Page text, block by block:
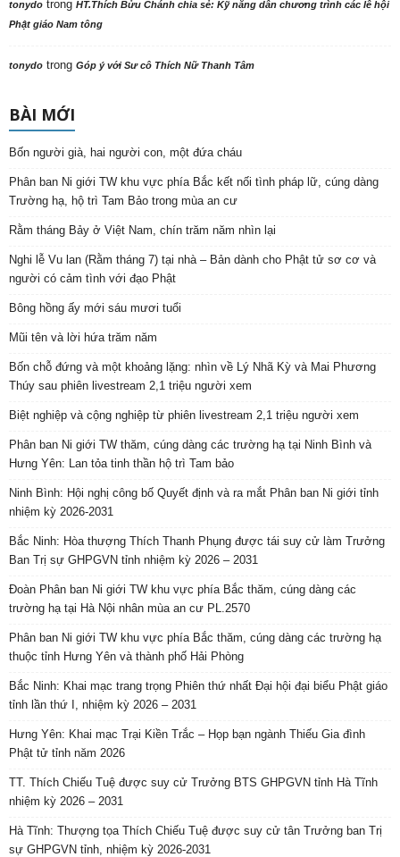
tonydo trong HT.Thích Bửu Chánh chia sẻ: Kỹ năng dẫn chương trình các lễ hội
Phật giáo Nam tông
tonydo trong Góp ý với Sư cô Thích Nữ Thanh Tâm
BÀI MỚI
Bốn người già, hai người con, một đứa cháu
Phân ban Ni giới TW khu vực phía Bắc kết nối tình pháp lữ, cúng dàng
Trường hạ, hộ trì Tam Bảo trong mùa an cư
Rằm tháng Bảy ở Việt Nam, chín trăm năm nhìn lại
Nghi lễ Vu lan (Rằm tháng 7) tại nhà – Bản dành cho Phật tử sơ cơ và
người có cảm tình với đạo Phật
Bông hồng ấy mới sáu mươi tuổi
Mũi tên và lời hứa trăm năm
Bốn chỗ đứng và một khoảng lặng: nhìn về Lý Nhã Kỳ và Mai Phương
Thúy sau phiên livestream 2,1 triệu người xem
Biệt nghiệp và cộng nghiệp từ phiên livestream 2,1 triệu người xem
Phân ban Ni giới TW thăm, cúng dàng các trường hạ tại Ninh Bình và
Hưng Yên: Lan tỏa tinh thần hộ trì Tam bảo
Ninh Bình: Hội nghị công bố Quyết định và ra mắt Phân ban Ni giới tỉnh
nhiệm kỳ 2026-2031
Bắc Ninh: Hòa thượng Thích Thanh Phụng được tái suy cử làm Trưởng
Ban Trị sự GHPGVN tỉnh nhiệm kỳ 2026 – 2031
Đoàn Phân ban Ni giới TW khu vực phía Bắc thăm, cúng dàng các
trường hạ tại Hà Nội nhân mùa an cư PL.2570
Phân ban Ni giới TW khu vực phía Bắc thăm, cúng dàng các trường hạ
thuộc tỉnh Hưng Yên và thành phố Hải Phòng
Bắc Ninh: Khai mạc trang trọng Phiên thứ nhất Đại hội đại biểu Phật giáo
tỉnh lần thứ I, nhiệm kỳ 2026 – 2031
Hưng Yên: Khai mạc Trại Kiền Trắc – Họp bạn ngành Thiếu Gia đình
Phật tử tỉnh năm 2026
TT. Thích Chiếu Tuệ được suy cử Trưởng BTS GHPGVN tỉnh Hà Tĩnh
nhiệm kỳ 2026 – 2031
Hà Tĩnh: Thượng tọa Thích Chiếu Tuệ được suy cử tân Trưởng ban Trị
sự GHPGVN tỉnh, nhiệm kỳ 2026-2031